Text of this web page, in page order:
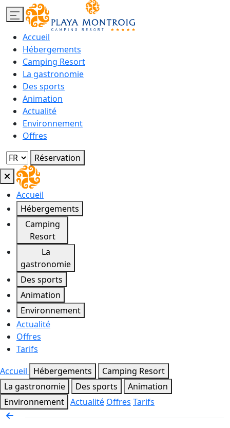
Accueil
Hébergements
Camping Resort
La gastronomie
Des sports
Animation
Actualité
Environnement
Offres
Réservation
Accueil
Hébergements
Camping
Resort
La
gastronomie
Des sports
Animation
Environnement
Actualité
Offres
Tarifs
Accueil
Hébergements
Camping Resort
La gastronomie
Des sports
Animation
Environnement Actualité Offres Tarifs